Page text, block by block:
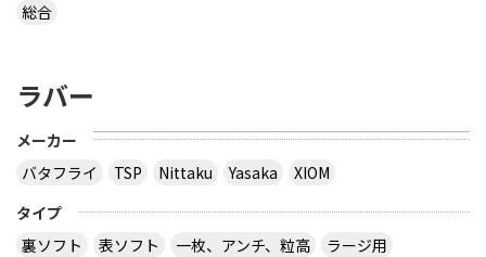
総合
ラバー
メーカー
バタフライ
TSP Nittaku Yasaka
XIOM
タイプ
裏ソフト
表ソフト 一枚、アンチ、粒高 ラージ用